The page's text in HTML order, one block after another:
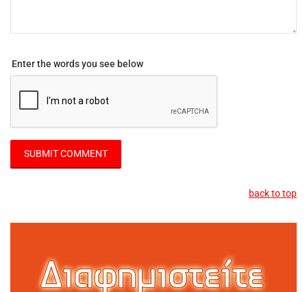
Enter the words you see below
back to top